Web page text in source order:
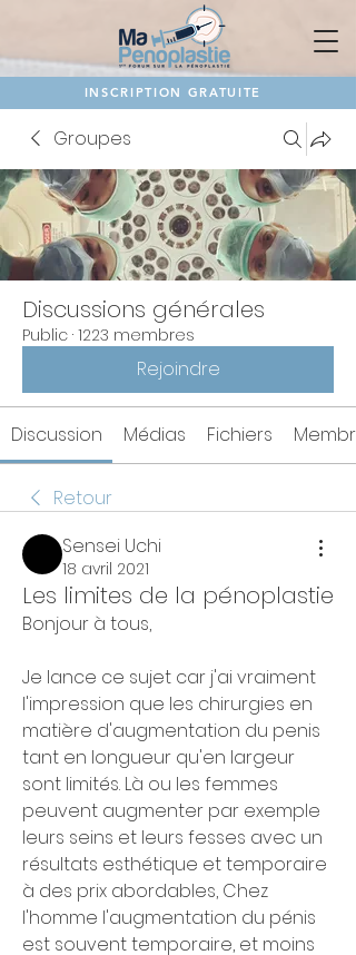
INSCRIPTION GRATUITE
Groupes
Discussions générales
Public · 1223 membres
Rejoindre
Discussion Médias Fichiers
Retour
Sensei Uchi
18 avril 2021
Les limites de la pénoplastie
Bonjour à tous,
Je lance ce sujet car j'ai vraiment
l'impression que les chirurgies en
matière d'augmentation du penis
tant en longueur qu'en largeur
sont limités. Là ou les femmes
peuvent augmenter par exemple
leurs seins et leurs fesses avec un
résultats esthétique et temporaire
à des prix abordables, Chez
l'homme l'augmentation du pénis
est souvent temporaire, et moins